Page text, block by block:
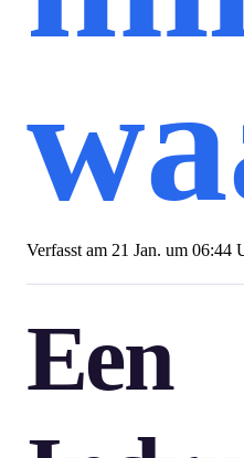
Verfasst am 21 Jan. um 06:44
Een